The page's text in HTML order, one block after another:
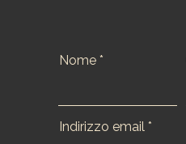
Nome
Indirizzo email